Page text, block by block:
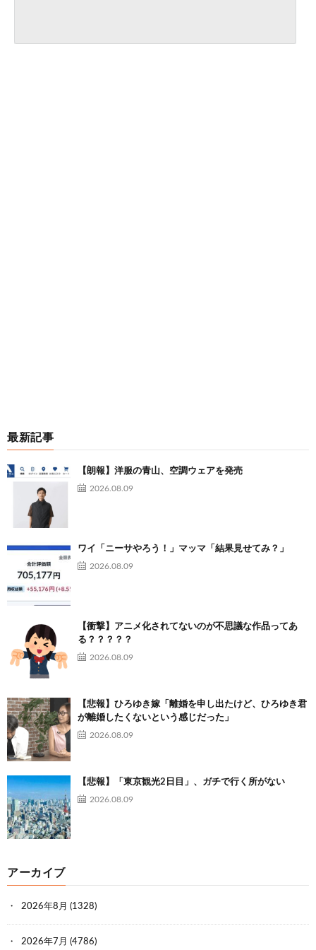
最新記事
【朗報】洋服の青山、空調ウェアを発売
2026.08.09
ワイ「ニーサやろう！」マッマ「結果見せてみ？」
2026.08.09
【衝撃】アニメ化されてないのが不思議な作品ってあ
る？？？？？
2026.08.09
【悲報】ひろゆき嫁「離婚を申し出たけど、ひろゆき君
が離婚したくないという感じだった」
2026.08.09
【悲報】「東京観光2日目」、ガチで行く所がない
2026.08.09
アーカイブ
2026年8月 (1328)
2026年7月 (4786)